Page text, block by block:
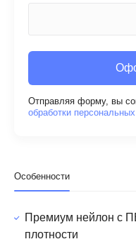
Отправляя форму, вы
обработки
Особенности
Премиум нейлон с
плотности